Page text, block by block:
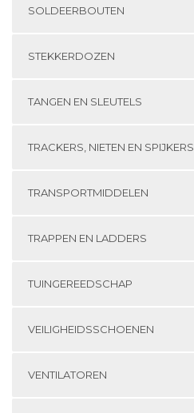
SOLDEERBOUTEN
STEKKERDOZEN
TANGEN EN SLEUTELS
TRACKERS, NIETEN EN SPIJKERS
TRANSPORTMIDDELEN
TRAPPEN EN LADDERS
TUINGEREEDSCHAP
VEILIGHEIDSSCHOENEN
VENTILATOREN